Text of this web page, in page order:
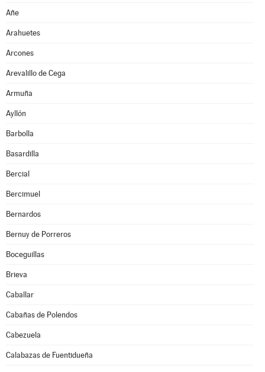
Añe
Arahuetes
Arcones
Arevalillo de Cega
Armuña
Ayllón
Barbolla
Basardilla
Bercial
Bercimuel
Bernardos
Bernuy de Porreros
Boceguillas
Brieva
Caballar
Cabañas de Polendos
Cabezuela
Calabazas de Fuentidueña